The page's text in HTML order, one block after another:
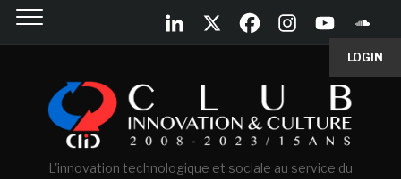
LOGIN
L'innovation technologique et sociale au service du